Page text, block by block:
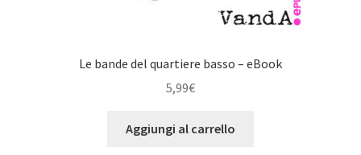
Le bande del quartiere basso – eBook
5,99€
Aggiungi al carrello